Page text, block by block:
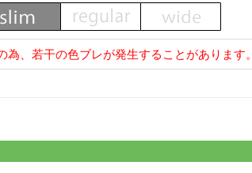
、若干の色ブレが発生することがあります。